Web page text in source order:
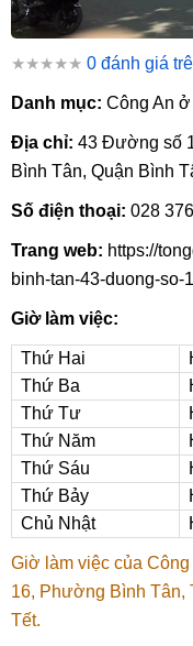
★★★★★ 0 đánh giá
Danh mục: Công An
Địa chỉ: 43 Đường số
Bình Tân, Quận Bình
Số điện thoại: 028
Trang web: https://
binh-tan-43-duong-so-
Giờ làm việc:
Thứ Hai
Thứ Ba
Thứ Tư
Thứ Năm
Thứ Sáu
Thứ Bảy
Chủ Nhật
Giờ làm việc của
16, Phường Bình Tân,
Tết.